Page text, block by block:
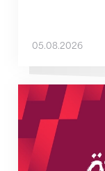
05.08.2026
Neue